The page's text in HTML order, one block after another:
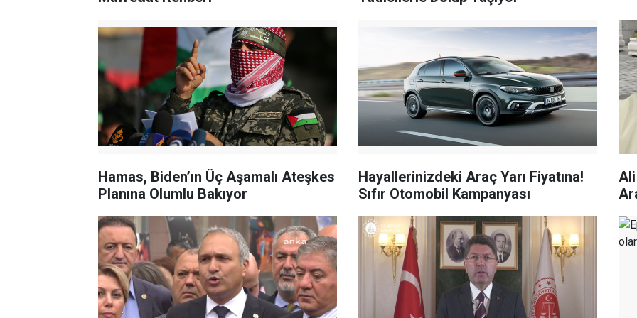
Hamas, Biden’ın Üç Aşamalı Ateşkes
Planına Olumlu Bakıyor
Hayallerinizdeki Araç Yarı Fiyatına!
Sıfır Otomobil Kampanyası
Ali